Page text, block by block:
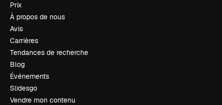
Prix
À propos de nous
Avis
Carrières
Tendances de recherche
Blog
Événements
Slidesgo
Vendre mon contenu